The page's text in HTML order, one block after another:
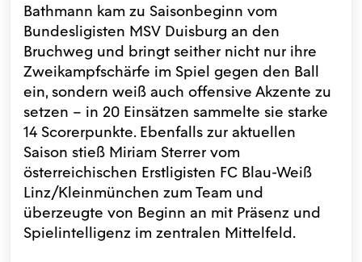
Bathmann kam zu Saisonbeginn vom
Bundesligisten MSV Duisburg an den
Bruchweg und bringt seither nicht nur ihre
Zweikampfschärfe im Spiel gegen den Ball
ein, sondern weiß auch offensive Akzente zu
setzen – in 20 Einsätzen sammelte sie starke
14 Scorerpunkte. Ebenfalls zur aktuellen
Saison stieß Miriam Sterrer vom
österreichischen Erstligisten FC Blau-Weiß
Linz/Kleinmünchen zum Team und
überzeugte von Beginn an mit Präsenz und
Spielintelligenz im zentralen Mittelfeld.